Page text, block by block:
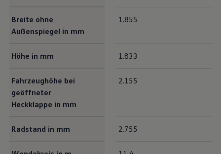
Breite ohne
Außenspiegel in mm
1.855
Höhe in mm 1.833
Fahrzeughöhe bei
geöffneter
Heckklappe in mm
2.155
Radstand in mm 2.755